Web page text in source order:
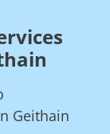
Geithain